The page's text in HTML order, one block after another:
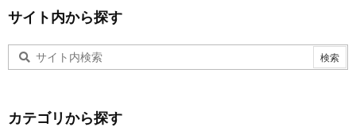
サイト内から探す
カテゴリから探す